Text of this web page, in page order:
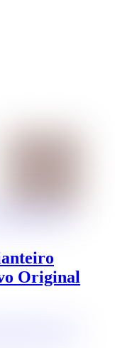
Original